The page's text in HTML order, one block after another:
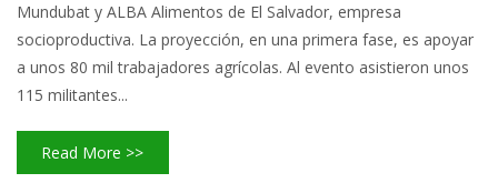
Mundubat y ALBA Alimentos de El Salvador, empresa
socioproductiva. La proyección, en una primera fase, es apoyar
a unos 80 mil trabajadores agrícolas. Al evento asistieron unos
115 militantes...
Read More >>